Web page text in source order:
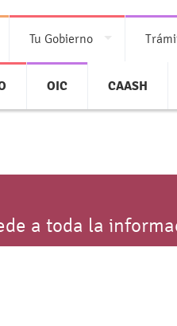
Tu Gobierno
OIC CAASH
a toda la